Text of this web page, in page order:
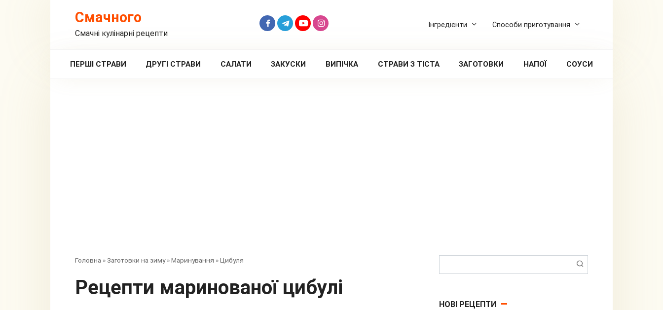
Смачного
Смачні кулінарні рецепти
Інгредієнти Способи приготування
ПЕРШІ СТРАВИ ДРУГІ СТРАВИ САЛАТИ ЗАКУСКИ ВИПІЧКА СТРАВИ З ТІСТА ЗАГОТОВКИ НАПОЇ СОУСИ
Головна » Заготовки на зиму»Маринування »Цибуля
Рецепти маринованої цибулі
НОВІ РЕЦЕПТИ